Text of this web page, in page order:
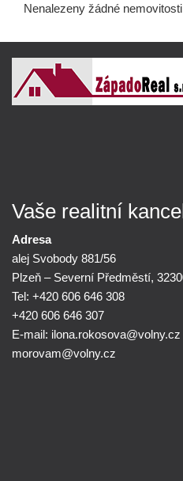
Nenalezeny žádné
Vaše realitní
Adresa
alej Svobody 881/56
Plzeň – Severní Předměstí,
Tel: +420 606 646 308
+420 606 646 307
E-mail: ilona.rokosova@volny.cz
morovam@volny.cz